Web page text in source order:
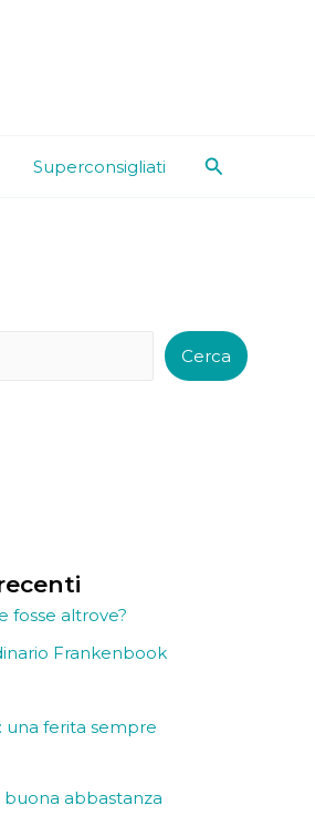
Superconsigliati Cerca
Cerca
fosse altrove?
Frankenbook
una ferita sempre
abbastanza